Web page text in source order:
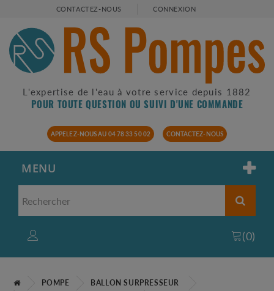
CONTACTEZ-NOUS CONNEXION
L'expertise de l'eau à votre service depuis 1882
POUR TOUTE QUESTION OU SUIVI D'UNE COMMANDE
APPELEZ-NOUS AU 04 78 33 50 02 CONTACTEZ-NOUS
MENU
(0)
POMPE
BALLON SURPRESSEUR